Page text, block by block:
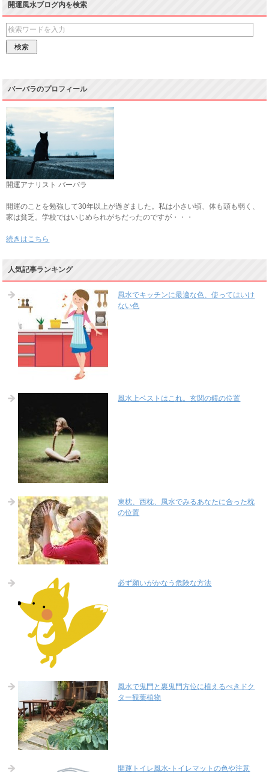
開運風水ブログ内を検索
バーバラのプロフィール
開運アナリスト バーバラ
開運のことを勉強して30年以上が過ぎました。私は小さい頃、体も頭も弱く、
家は貧乏。学校ではいじめられがちだったのですが・・・
続きはこちら
人気記事ランキング
風水でキッチンに最適な色、使ってはいけ
ない色
風水上ベストはこれ。玄関の鏡の位置
東枕、西枕、風水でみるあなたに合った枕
の位置
必ず願いがかなう危険な方法
風水で鬼門と裏鬼門方位に植えるべきドク
ター観葉植物
開運トイレ風水-トイレマットの色や注意